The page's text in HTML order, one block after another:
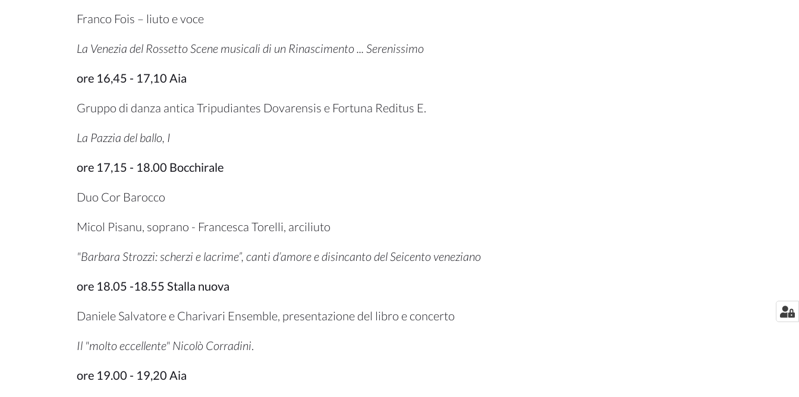
Franco Fois – liuto e voce
La Venezia del Rossetto Scene musicali di un Rinascimento ... Serenissimo
ore 16,45 - 17,10 Aia
Gruppo di danza antica Tripudiantes Dovarensis e Fortuna Reditus E.
La Pazzia del ballo, I
ore 17,15 - 18.00 Bocchirale
Duo Cor Barocco
Micol Pisanu, soprano - Francesca Torelli, arciliuto
"Barbara Strozzi: scherzi e lacrime”, canti d’amore e disincanto del Seicento veneziano
ore 18.05 -18.55 Stalla nuova
Daniele Salvatore e Charivari Ensemble, presentazione del libro e concerto
Il "molto eccellente" Nicolò Corradini.
ore 19.00 - 19,20 Aia